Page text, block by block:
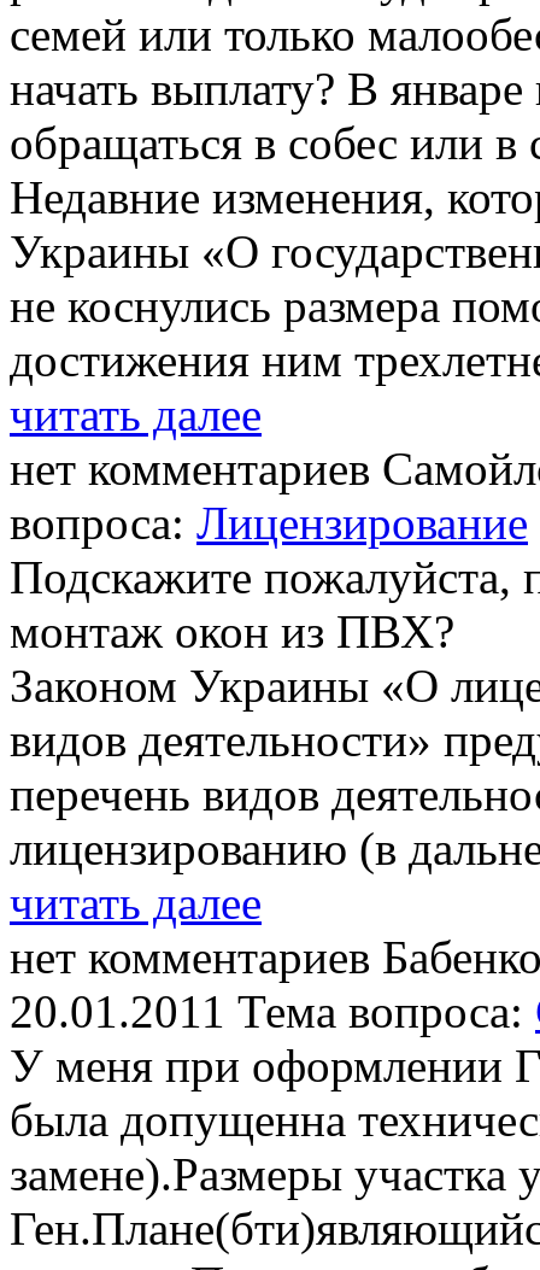
семей или только
начать выплату? В
обращаться в собес или в
Недавние изменения,
Украины «О
не коснулись размера
достижения ним
читать далее
нет комментариев
вопроса: Лицензирование
Подскажите пожалуйста,
монтаж окон из ПВХ?
Законом Украины «О
видов деятельности»
перечень видов
лицензированию (в
читать далее
нет комментариев
20.01.2011 Тема вопроса:
У меня при оформлении
была допущенна
замене).Размеры